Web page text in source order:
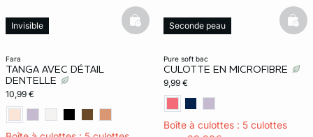
fara
TANGA AVEC DÉTAIL
DENTELLE
10,99 €
Invisible basketfull
pure soft bac
CULOTTE EN MICROFIBRE
9,99 €
Boîte à culottes : 5 culottes
Seconde peau